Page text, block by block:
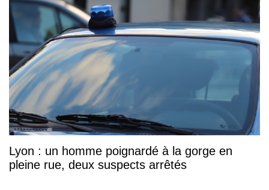
Lyon : un homme poignardé à la gorge en
pleine rue, deux suspects arrêtés